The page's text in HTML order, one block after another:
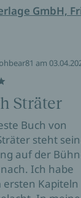
GmbH,
am
Sträter
Buch von
steht
auf der
Ich habe
ersten Kapiteln